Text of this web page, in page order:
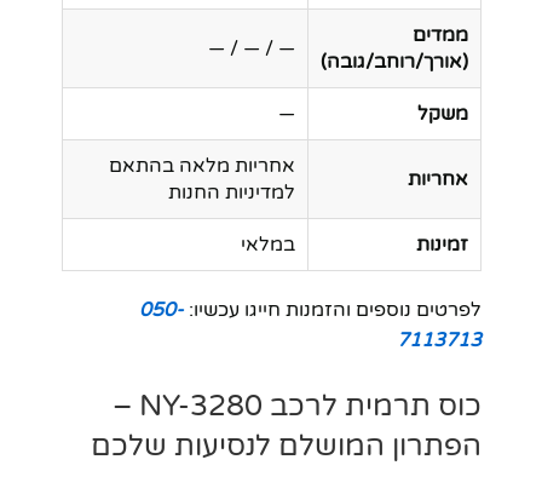
ממדים
(אורך/רוחב/גובה)
— / — / —
משקל —
אחריות
אחריות מלאה בהתאם
למדיניות החנות
זמינות במלאי
לפרטים נוספים והזמנות חייגו עכשיו: 050-
7113713
כוס תרמית לרכב NY-3280 –
הפתרון המושלם לנסיעות שלכם